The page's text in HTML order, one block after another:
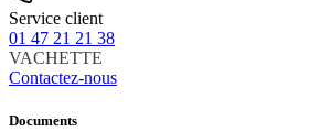
Service client
01 47 21 21 38
VACHETTE
Contactez-nous
Documents